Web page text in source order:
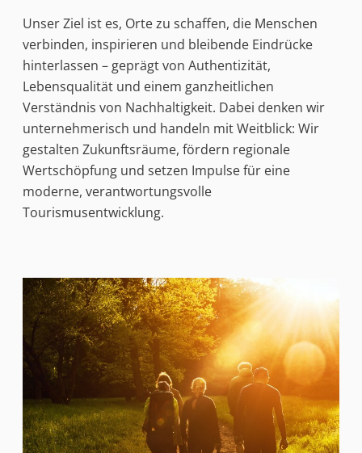
Unser Ziel ist es, Orte zu schaffen, die Menschen
verbinden, inspirieren und bleibende Eindrücke
hinterlassen – geprägt von Authentizität,
Lebensqualität und einem ganzheitlichen
Verständnis von Nachhaltigkeit. Dabei denken wir
unternehmerisch und handeln mit Weitblick: Wir
gestalten Zukunftsräume, fördern regionale
Wertschöpfung und setzen Impulse für eine
moderne, verantwortungsvolle
Tourismusentwicklung.